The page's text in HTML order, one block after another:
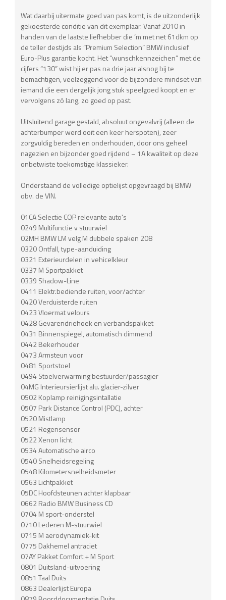
Wat daarbij uitermate goed van pas komt, is de uitzonderlijk
gekoesterde conditie van dit exemplaar. Vanaf 2010 in
handen van de laatste liefhebber die ‘m met net 61dkm op
de teller destijds als “Premium Selection” BMW inclusief
Euro-Plus garantie kocht. Het “wunschkennzeichen” met de
cijfers “130” wist hij er pas na drie jaar alsnog bij te
bemachtigen, veelzeggend voor de bijzondere mindset van
iemand die een dergelijk jong stuk speelgoed koopt en er
vervolgens zó lang, zo goed op past.
Uitsluitend garage gestald, absoluut ongevalvrij (alleen de
achterbumper werd ooit een keer herspoten), zeer
zorgvuldig bereden en onderhouden, door ons geheel
nagezien en bijzonder goed rijdend – 1A kwaliteit op deze
onbetwiste toekomstige klassieker.
Onderstaand de volledige optielijst opgevraagd bij BMW
obv. de VIN.
01CA Selectie COP relevante auto's
0249 Multifunctie v stuurwiel
02MH BMW LM velg M dubbele spaken 208
0320 Ontfall, type-aanduiding
0321 Exterieurdelen in vehicelkleur
0337 M Sportpakket
0339 Shadow-Line
0411 Elektr.bediende ruiten, voor/achter
0420 Verduisterde ruiten
0423 Vloermat velours
0428 Gevarendriehoek en verbandspakket
0431 Binnenspiegel, automatisch dimmend
0442 Bekerhouder
0473 Armsteun voor
0481 Sportstoel
0494 Stoelverwarming bestuurder/passagier
04MG Interieursierlijst alu. glacier-zilver
0502 Koplamp reinigingsintallatie
0507 Park Distance Control (PDC), achter
0520 Mistlamp
0521 Regensensor
0522 Xenon licht
0534 Automatische airco
0540 Snelheidsregeling
0548 Kilometersnelheidsmeter
0563 Lichtpakket
05DC Hoofdsteunen achter klapbaar
0662 Radio BMW Business CD
0704 M sport-onderstel
0710 Lederen M-stuurwiel
0715 M aerodynamiek-kit
0775 Dakhemel antraciet
07AY Pakket Comfort + M Sport
0801 Duitsland-uitvoering
0851 Taal Duits
0863 Dealerlijst Europa